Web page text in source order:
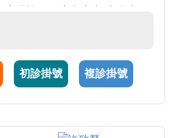
蕁麻疹、濕疹、脂漏性皮膚
、白斑、皮膚感染疾患、指甲
、皮膚腫瘤。
初診掛號 複診掛號